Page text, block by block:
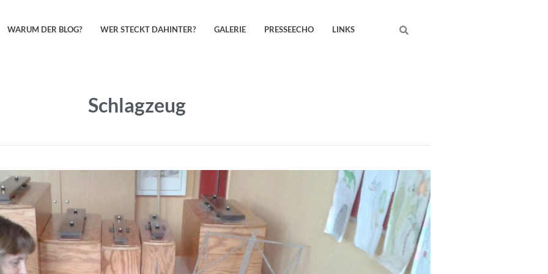
WARUM DER BLOG? WER STECKT DAHINTER? GALERIE PRESSEECHO LINKS Search
Schlagzeug